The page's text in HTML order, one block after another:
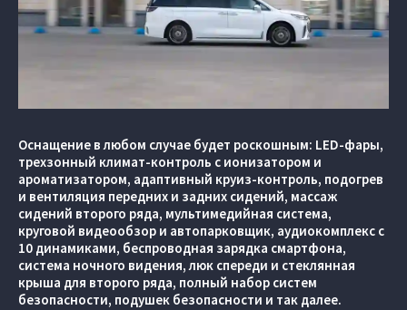
Оснащение в любом случае будет роскошным: LED-фары,
трехзонный климат-контроль с ионизатором и
ароматизатором, адаптивный круиз-контроль, подогрев
и вентиляция передних и задних сидений, массаж
сидений второго ряда, мультимедийная система,
круговой видеообзор и автопарковщик, аудиокомплекс с
10 динамиками, беспроводная зарядка смартфона,
система ночного видения, люк спереди и стеклянная
крыша для второго ряда, полный набор систем
безопасности, подушек безопасности и так далее.